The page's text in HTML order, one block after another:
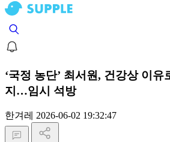
‘국정 농단’ 최서원, 건강상 이유
지…임시 석방
한겨레 2026-06-02 19:32:47